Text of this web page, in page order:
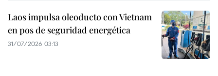
Laos impulsa oleoducto con Vietnam
en pos de seguridad energética
31/07/2026 03:13